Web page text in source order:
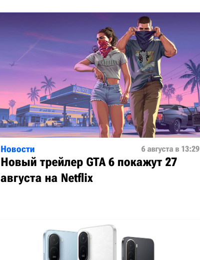
Новости 6 августа в 13:29
Новый трейлер GTA 6 покажут 27
августа на Netflix